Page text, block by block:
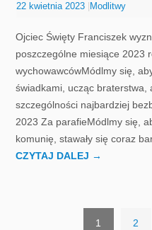
22 kwietnia 2023 Modlitwy
Ojciec Święty Franciszek
poszczególne miesiące 2023
wychowawcówMódlmy się,
świadkami, ucząc braterstwa,
szczególności najbardziej
2023 Za parafieMódlmy się,
komunię, stawały się coraz
CZYTAJ DALEJ →
1 2